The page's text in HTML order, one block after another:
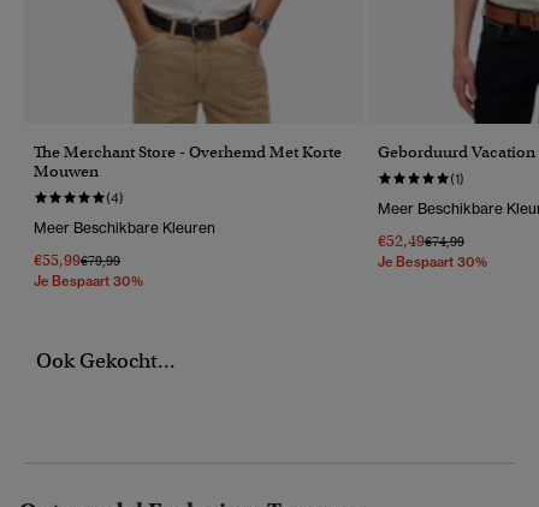
The Merchant Store - Overhemd Met Korte
Mouwen
(4)
Meer Beschikbare Kleuren
€55,99Prijs Verlaagd Van
€79,99Naar
Je Bespaart 30%
Geborduurd
(1)
Meer Beschikbare
€52,49Prijs Verlaagd Van
€74,99Naar
Je Bespaart 30%
Ook Gekocht...